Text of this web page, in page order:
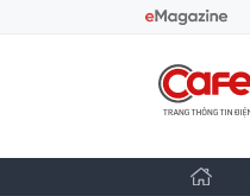
CafeBiz - Trang